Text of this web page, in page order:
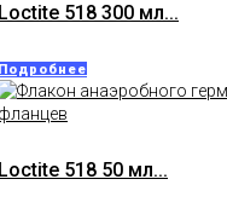
518 300 мл...
518 50 мл...